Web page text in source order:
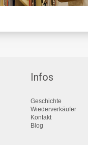
Infos
Geschichte
Wiederverkäufer
Kontakt
Blog